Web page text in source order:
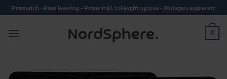
Skip
to
content
Prismatch - Rask levering – Priser inkl. tollavgift og mva - 30 dagers angrerett
0